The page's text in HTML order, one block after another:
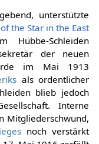
unterstützte
the Star in the East
Hübbe-Schleiden
der neuen
im Mai 1913
als ordentlicher
blieb jedoch
Interne
Mitgliederschwund,
noch verstärkt